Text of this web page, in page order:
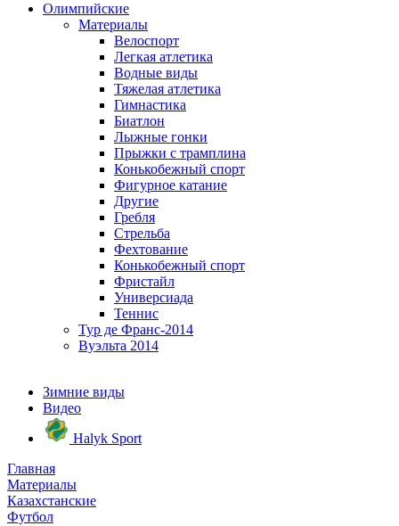
Олимпийские
Материалы
Велоспорт
Легкая атлетика
Водные виды
Тяжелая атлетика
Гимнастика
Биатлон
Лыжные гонки
Прыжки с трамплина
Конькобежный спорт
Фигурное катание
Другие
Гребля
Стрельба
Фехтование
Конькобежный спорт
Фристайл
Универсиада
Теннис
Тур де Франс-2014
Вуэльта 2014
Зимние виды
Видео
Halyk Sport
Главная
Материалы
Казахстанские
Футбол